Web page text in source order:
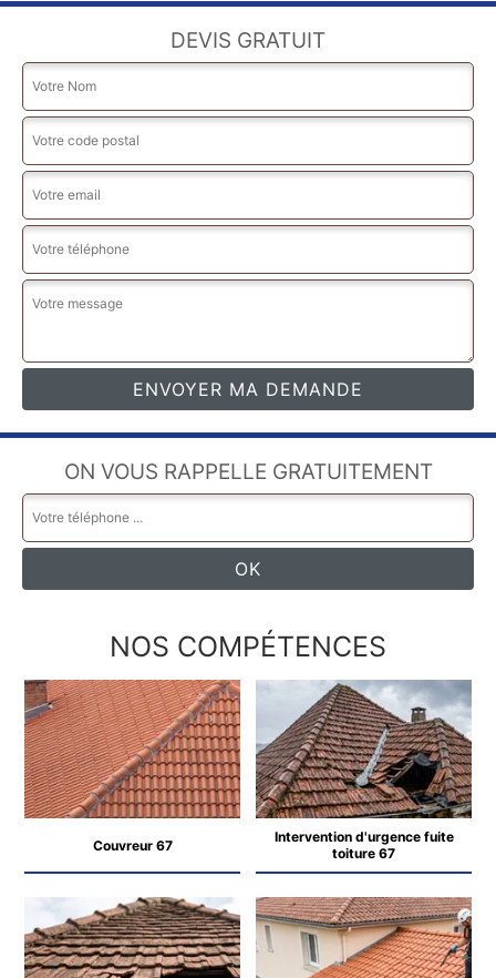
DEVIS GRATUIT
ON VOUS RAPPELLE GRATUITEMENT
NOS COMPÉTENCES
Couvreur 67
Intervention d'urgence fuite
toiture 67